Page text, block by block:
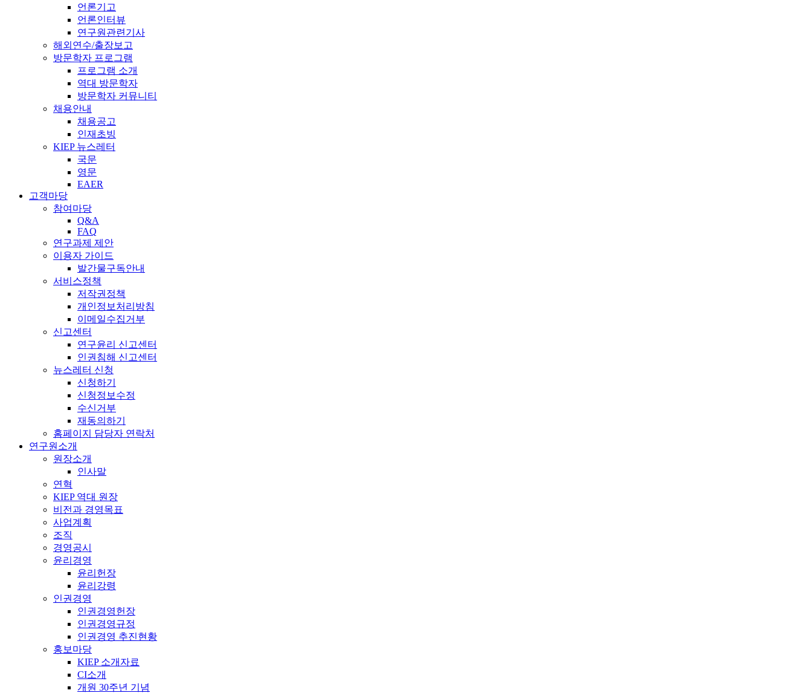
언론기고
언론인터뷰
연구원관련기사
해외연수/출장보고
방문학자 프로그램
프로그램 소개
역대 방문학자
방문학자 커뮤니티
채용안내
채용공고
인재초빙
KIEP 뉴스레터
국문
영문
EAER
고객마당
참여마당
Q&A
FAQ
연구과제 제안
이용자 가이드
발간물구독안내
서비스정책
저작권정책
개인정보처리방침
이메일수집거부
신고센터
연구윤리 신고센터
인권침해 신고센터
뉴스레터 신청
신청하기
신청정보수정
수신거부
재동의하기
홈페이지 담당자 연락처
연구원소개
원장소개
인사말
연혁
KIEP 역대 원장
비전과 경영목표
사업계획
조직
경영공시
윤리경영
윤리헌장
윤리강령
인권경영
인권경영헌장
인권경영규정
인권경영 추진현황
홍보마당
KIEP 소개자료
CI소개
개원 30주년 기념